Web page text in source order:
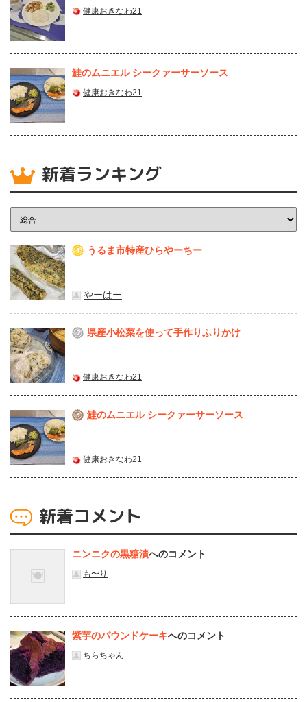
健康おきなわ21
鮭のムニエル シークァーサーソース
健康おきなわ21
新着ランキング
1 うるま市特産ひらやーちー
やーはー
2 県産⼩松菜を使って⼿作りふりかけ
健康おきなわ21
3 鮭のムニエル シークァーサーソース
健康おきなわ21
新着コメント
ニンニクの黒糖漬へのコメント
も〜り
紫芋のパウンドケーキへのコメント
ちらちゃん